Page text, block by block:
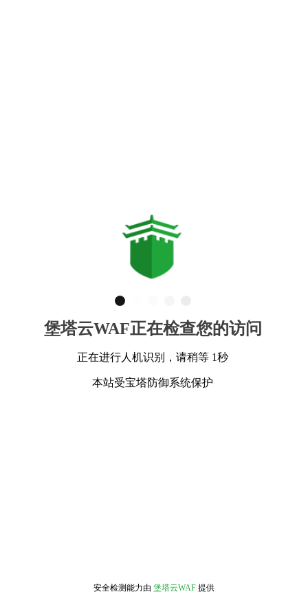
堡塔云WAF正在检查您的访问
正在进行人机识别，请稍等 1秒
本站受宝塔防御系统保护
安全检测能力由 堡塔云WAF 提供